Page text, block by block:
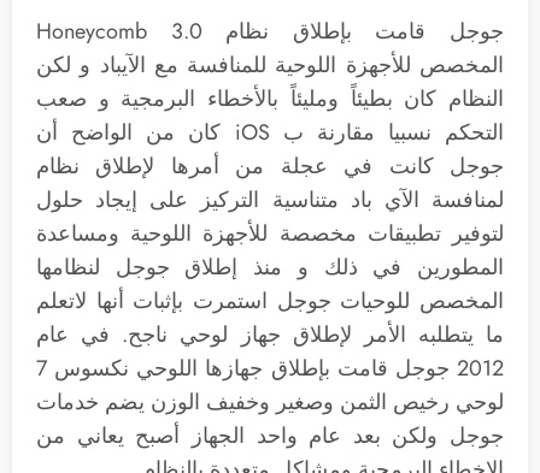
جوجل قامت بإطلاق نظام Honeycomb 3.0
المخصص للأجهزة اللوحية للمنافسة مع الآيباد و لكن
النظام كان بطيئاً ومليئاً بالأخطاء البرمجية و صعب
التحكم نسبيا مقارنة ب iOS كان من الواضح أن
جوجل كانت في عجلة من أمرها لإطلاق نظام
لمنافسة الآي باد متناسية التركيز على إيجاد حلول
لتوفير تطبيقات مخصصة للأجهزة اللوحية ومساعدة
المطورين في ذلك و منذ إطلاق جوجل لنظامها
المخصص للوحيات جوجل استمرت بإثبات أنها لاتعلم
ما يتطلبه الأمر لإطلاق جهاز لوحي ناجح. في عام
2012 جوجل قامت بإطلاق جهازها اللوحي نكسوس 7
لوحي رخيص الثمن وصغير وخفيف الوزن يضم خدمات
جوجل ولكن بعد عام واحد الجهاز أصبح يعاني من